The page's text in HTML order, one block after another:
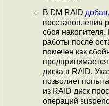
В DM RAID
восстановления
сбоя
работы после
помечен как
диска в RAID.
позволяет
из RAID диск
операций